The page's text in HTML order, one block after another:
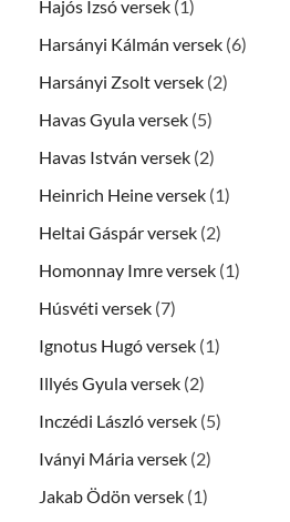
Hajós Izsó versek (1)
Harsányi Kálmán versek (6)
Harsányi Zsolt versek (2)
Havas Gyula versek (5)
Havas István versek (2)
Heinrich Heine versek (1)
Heltai Gáspár versek (2)
Homonnay Imre versek (1)
Húsvéti versek (7)
Ignotus Hugó versek (1)
Illyés Gyula versek (2)
Inczédi László versek (5)
Iványi Mária versek (2)
Jakab Ödön versek (1)